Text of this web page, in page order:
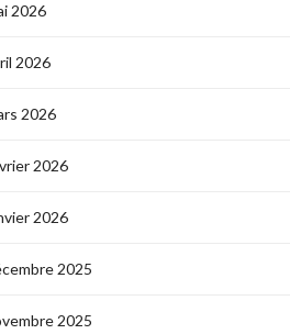
2026
2026
2026
2026
2026
2025
2025